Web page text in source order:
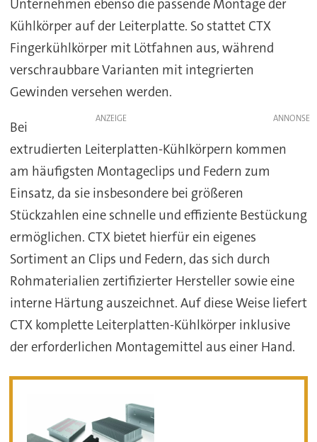
Unternehmen ebenso die passende Montage der
Kühlkörper auf der Leiterplatte. So stattet CTX
Fingerkühlkörper mit Lötfahnen aus, während
verschraubbare Varianten mit integrierten
Gewinden versehen werden.
ANZEIGE
Bei
extrudierten Leiterplatten-Kühlkörpern kommen
am häufigsten Montageclips und Federn zum
Einsatz, da sie insbesondere bei größeren
Stückzahlen eine schnelle und effiziente Bestückung
ermöglichen. CTX bietet hierfür ein eigenes
Sortiment an Clips und Federn, das sich durch
Rohmaterialien zertifizierter Hersteller sowie eine
interne Härtung auszeichnet. Auf diese Weise liefert
CTX komplette Leiterplatten-Kühlkörper inklusive
der erforderlichen Montagemittel aus einer Hand.